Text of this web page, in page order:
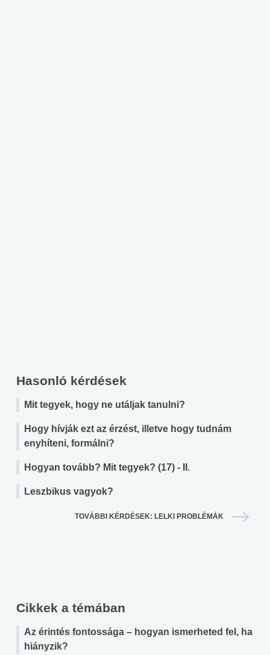
Hasonló kérdések
Mit tegyek, hogy ne utáljak tanulni?
Hogy hívják ezt az érzést, illetve hogy tudnám
enyhíteni, formálni?
Hogyan tovább? Mit tegyek? (17) - II.
Leszbikus vagyok?
TOVÁBBI KÉRDÉSEK: LELKI PROBLÉMÁK
Cikkek a témában
Az érintés fontossága – hogyan ismerheted fel, ha
hiányzik?